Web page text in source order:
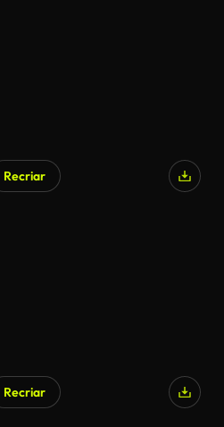
Recriar
Recriar